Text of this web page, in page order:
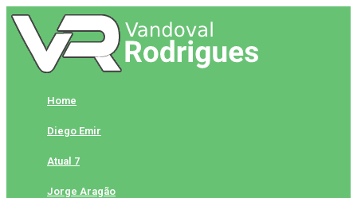
Skip
to
content
Home
Diego Emir
Atual 7
Jorge Aragão